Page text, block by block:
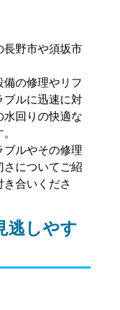
野市や須坂市
の修理やリフ
ブルに迅速に対
回りの快適な
ルやその修理
についてご紹
合いくださ
逃しやす